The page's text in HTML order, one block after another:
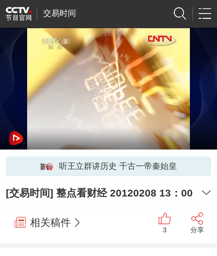
交易时间
听王立群讲历史 千古一帝秦始皇
[交易时间] 整点看财经 20120208 13：00
相关稿件
3 分享